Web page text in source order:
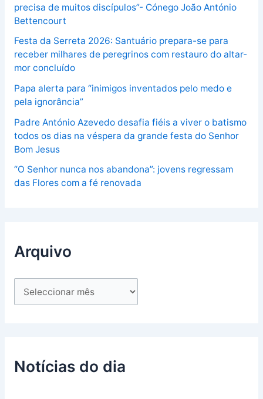
precisa de muitos discípulos”- Cónego João António
Bettencourt
Festa da Serreta 2026: Santuário prepara-se para
receber milhares de peregrinos com restauro do altar-
mor concluído
Papa alerta para “inimigos inventados pelo medo e
pela ignorância”
Padre António Azevedo desafia fiéis a viver o batismo
todos os dias na véspera da grande festa do Senhor
Bom Jesus
“O Senhor nunca nos abandona”: jovens regressam
das Flores com a fé renovada
Arquivo
Notícias do dia